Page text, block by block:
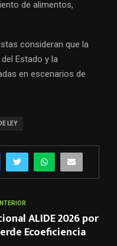
de alimentos,
consideran que la
Estado y la
en escenarios de
LEY
ALIDE 2026 por
Ecoeficiencia